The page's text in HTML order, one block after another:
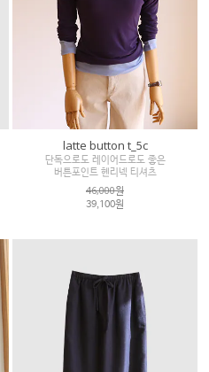
latte button t_5c
단독으로도 레이어드로도 좋은
버튼포인트 헨리넥 티셔츠
46,000원
39,100원